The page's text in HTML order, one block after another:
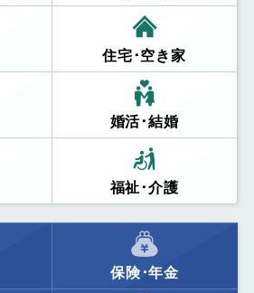
住宅･空き家
婚活･結婚
福祉･介護
保険･年金